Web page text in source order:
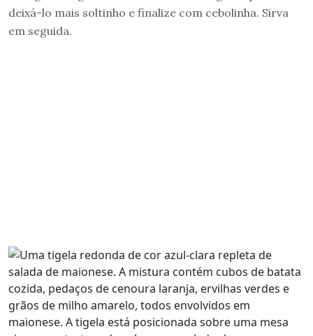
deixá-lo mais soltinho e finalize com cebolinha. Sirva
em seguida.